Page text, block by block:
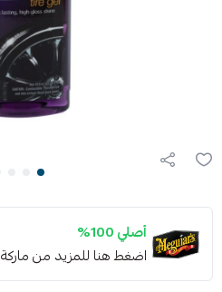
أصلي 100%
اضغط هنا للمزيد من ماركة